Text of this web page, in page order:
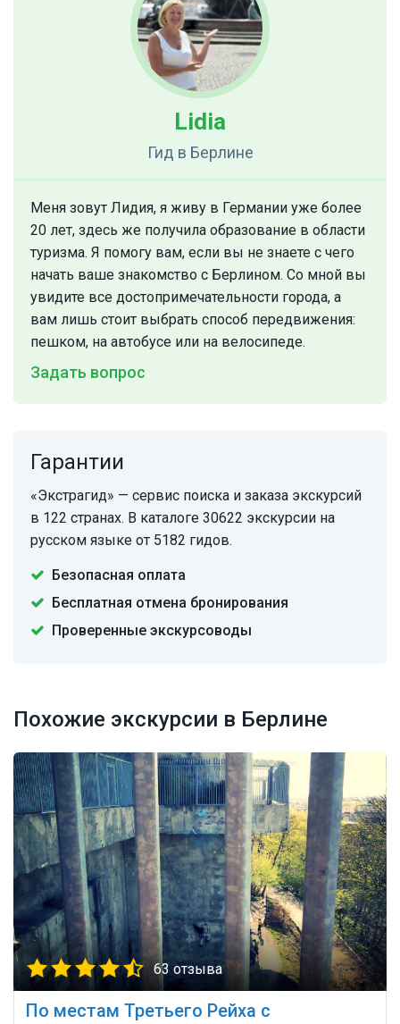
Lidia
Гид в Берлине
Меня зовут Лидия, я живу в Германии уже более
20 лет, здесь же получила образование в области
туризма. Я помогу вам, если вы не знаете с чего
начать ваше знакомство с Берлином. Со мной вы
увидите все достопримечательности города, а
вам лишь стоит выбрать способ передвижения:
пешком, на автобусе или на велосипеде.
Задать вопрос
Гарантии
«Экстрагид» — сервис поиска и заказа экскурсий
в 122 странах. В каталоге 30622 экскурсии на
русском языке от 5182 гидов.
Безопасная оплата
Бесплатная отмена бронирования
Проверенные экскурсоводы
Похожие экскурсии в Берлине
63 отзыва
По местам Третьего Рейха с